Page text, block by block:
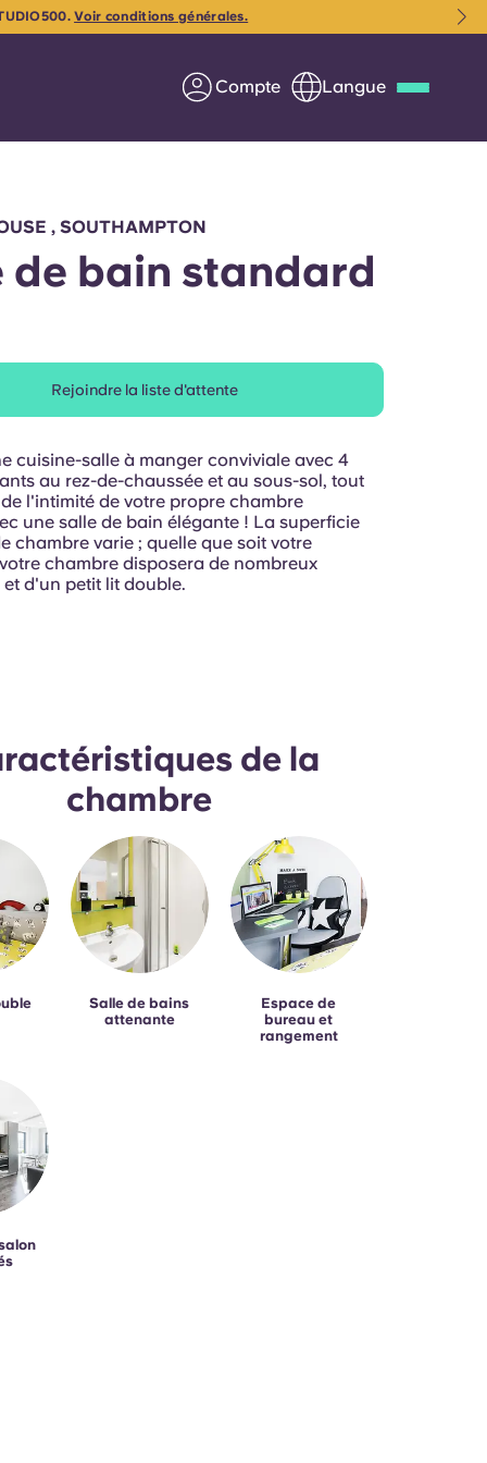
Compte Langue
Informations pour les
Entrer en contact
Voir conditions générales.
, SOUTHAMPTON
de bain standard
Rejoindre la liste d'attente
cuisine-salle à manger conviviale avec 4
au rez-de-chaussée et au sous-sol, tout
l'intimité de votre propre chambre
une salle de bain élégante ! La superficie
chambre varie ; quelle que soit votre
chambre disposera de nombreux
d'un petit lit double.
de la
chambre
Salle de bains
attenante
Espace de
bureau et
rangement